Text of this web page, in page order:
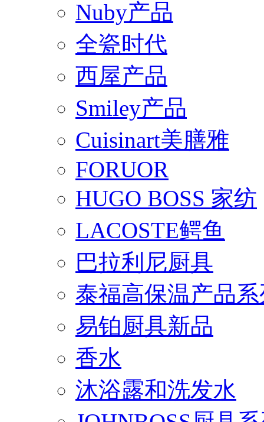
Nuby产品
全瓷时代
西屋产品
Smiley产品
Cuisinart美膳雅
FORUOR
HUGO BOSS 家纺
LACOSTE鳄鱼
巴拉利尼厨具
泰福高保温产品
易铂厨具新品
香水
沐浴露和洗发水